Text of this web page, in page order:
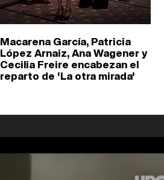
Macarena García, Patricia
López Arnaiz, Ana Wagener y
Cecilia Freire encabezan el
reparto de 'La otra mirada'